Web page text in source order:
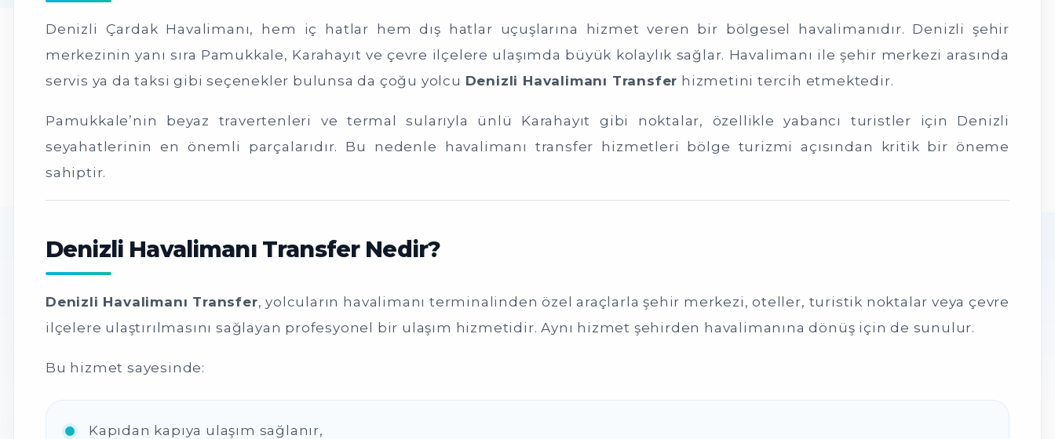
Denizli Çardak Havalimanı, hem iç hatlar hem dış hatlar uçuşlarına hizmet veren bir bölgesel havalimanıdır. Denizli şehir
merkezinin yanı sıra Pamukkale, Karahayıt ve çevre ilçelere ulaşımda büyük kolaylık sağlar. Havalimanı ile şehir merkezi arasında
servis ya da taksi gibi seçenekler bulunsa da çoğu yolcu Denizli Havalimanı Transfer hizmetini tercih etmektedir.
Pamukkale’nin beyaz travertenleri ve termal sularıyla ünlü Karahayıt gibi noktalar, özellikle yabancı turistler için Denizli
seyahatlerinin en önemli parçalarıdır. Bu nedenle havalimanı transfer hizmetleri bölge turizmi açısından kritik bir öneme
sahiptir.
Denizli Havalimanı Transfer Nedir?
Denizli Havalimanı Transfer, yolcuların havalimanı terminalinden özel araçlarla şehir merkezi, oteller, turistik noktalar veya çevre
ilçelere ulaştırılmasını sağlayan profesyonel bir ulaşım hizmetidir. Aynı hizmet şehirden havalimanına dönüş için de sunulur.
Bu hizmet sayesinde:
Kapıdan kapıya ulaşım sağlanır,